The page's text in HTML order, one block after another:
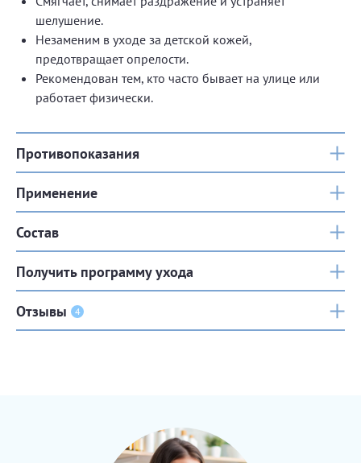
шелушение.
Незаменим в уходе за детской кожей,
предотвращает опрелости.
Рекомендован тем, кто часто бывает на улице или
работает физически.
Противопоказания
Применение
Состав
Получить программу ухода
Отзывы 4